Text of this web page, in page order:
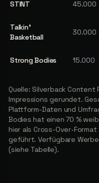
STINT 45.000
Talkin’
Basketball
30.000
Strong Bodies 15.000
Quelle: Silverback Content
Impressions gerundet.
Plattform-Daten und
Bodies hat einen 70 %
hier als Cross-Over-
geführt. Verfügbare
(siehe Tabelle).